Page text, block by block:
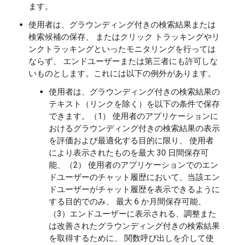
ます。
使用者は、グラウンディング付きの検索結果または
検索候補の保存、 またはクリック トラッキングやリ
ンクトラッキングといったモニタリングを行っては
ならず、 エンドユーザーまたは第三者にも許可しな
いものとします。これには以下の例外があります。
使用者は、グラウンディング付きの検索結果の
テキスト（リンクを除く）を以下の条件で保存
できます。（1） 使用者のアプリケーションに
おけるグラウンディング付きの検索結果の表示
を評価および最適化する目的に限り、 使用者
により表示されたものを最大 30 日間保存可
能、（2） 使用者のアプリケーションでのエン
ドユーザーのチャット履歴において、当該エン
ドユーザーがチャット履歴を表示できるように
する目的でのみ、 最大 6 か月間保存可能、
（3）エンドユーザーに表示される、調整また
は改善されたグラウンディング付きの検索結果
を取得するために、 関数呼び出しを介して使